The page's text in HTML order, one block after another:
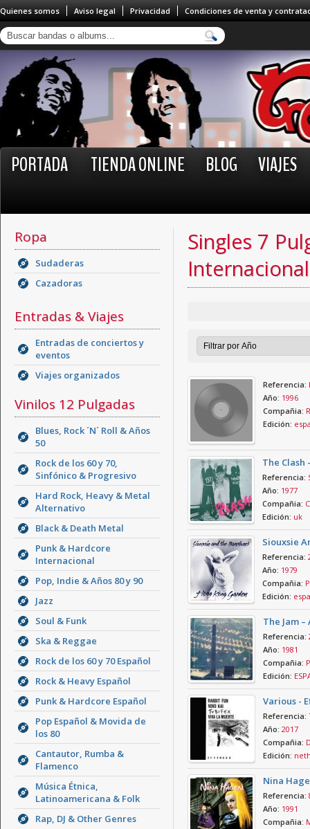
Quienes somos Aviso legal Privacidad Condiciones de venta y
PORTADA TIENDA ONLINE BLOG VIAJES
Ropa
Sudaderas
Cazadoras
Entradas & Viajes
Entradas de conciertos y
eventos
Viajes organizados
Vinilos 12 Pulgadas
Blues, Rock ´N´ Roll & Años
50
Rock de los 60 y 70,
Sinfónico & Progresivo
Hard Rock, Heavy & Metal
Alternativo
Black & Death Metal
Punk & Hardcore
Internacional
Pop, Indie & Años 80 y 90
Jazz
Soul & Funk
Ska & Reggae
Rock de los 60 y 70 Español
Rock & Heavy Español
Punk & Hardcore Español
Pop Español & Movida de
los 80
Cantautor, Rumba &
Flamenco
Música Étnica,
Latinoamericana & Folk
Rap, DJ & Other Genres
Singles 7
Internacional
Referencia:
Año: 1996
Compañia:
Edición:
The Clash
Referencia:
Año: 1977
Compañia:
Edición: uk
Siouxsie
Referencia:
Año: 1979
Compañia:
Edición:
The Jam
Referencia:
Año: 1981
Compañia:
Edición:
Various -
Referencia:
Año: 2017
Compañia:
Edición:
Nina
Referencia:
Año: 1991
Compañia: